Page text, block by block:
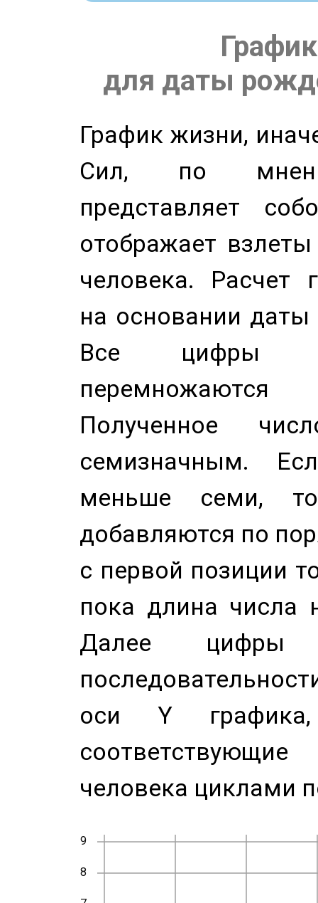
для даты
График жизни,
Сил, по
представляет
отображает
человека. Расчет
на основании
Все цифры
Полученное
семизначным.
меньше семи,
добавляются по
с первой позиции
пока длина числа
Далее цифры
оси Y
человека циклами